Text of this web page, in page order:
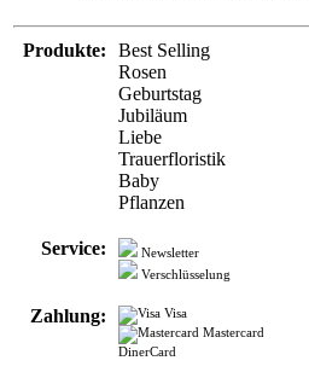
Produkte:
Best Selling
Rosen
Geburtstag
Jubiläum
Liebe
Trauerfloristik
Baby
Pflanzen
Service:
Newsletter
Verschlüsselung
Zahlung:
Visa
Mastercard
DinerCard